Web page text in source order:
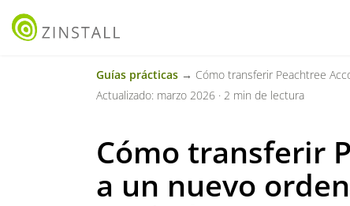
Guías prácticas → Cómo transferir Peachtree
Actualizado: marzo 2026 · 2 min de lectura
Cómo transferir
a un nuevo